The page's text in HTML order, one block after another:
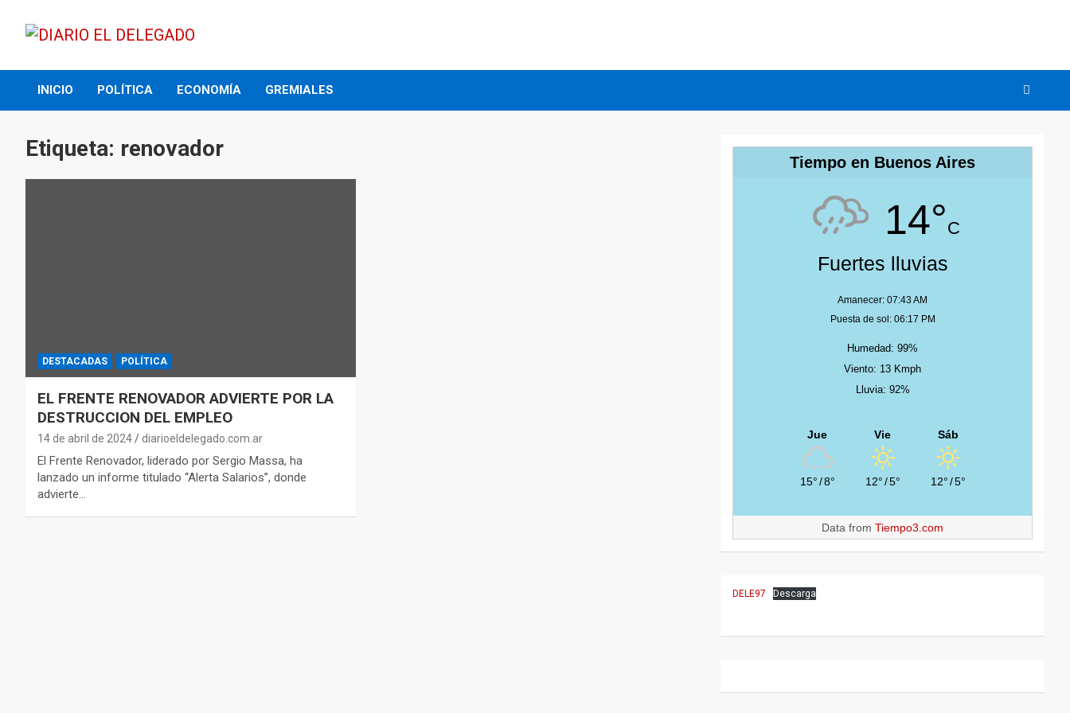
content
DIARIO EL DELEGADO
INICIO POLÍTICA ECONOMÍA GREMIALES
Etiqueta: renovador
DESTACADAS POLÍTICA
EL FRENTE RENOVADOR ADVIERTE POR LA
DESTRUCCION DEL EMPLEO
14 de abril de 2024 diarioeldelegado.com.ar
El Frente Renovador, liderado por Sergio Massa, ha
lanzado un informe titulado “Alerta Salarios”, donde
advierte…
Tiempo en Buenos Aires
14°C
Fuertes lluvias
Amanecer: 07:43 AM
Puesta de sol: 06:17 PM
Humedad: 99%
Viento: 13 Kmph
Lluvia: 92%
Jue
15°/8°
Vie
12°/5°
Sáb
12°/5°
Data fromTiempo3.com
DELE97 Descarga